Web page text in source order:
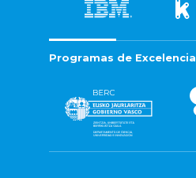
Programas de Excelencia